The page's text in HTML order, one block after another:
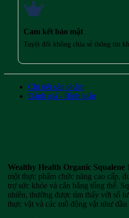
Cam kết bảo mật
Tuyệt đối không chia sẻ thông tin
Chi tiết sản phẩm
Đánh giá - Bình luận
Wealthy Health Organic Squalene
một thực phẩm chức năng cao cấp,
trợ sức khỏe và cân bằng tổng thể.
nhiên, thường được tìm thấy với số
thực vật và các mô động vật như dầu